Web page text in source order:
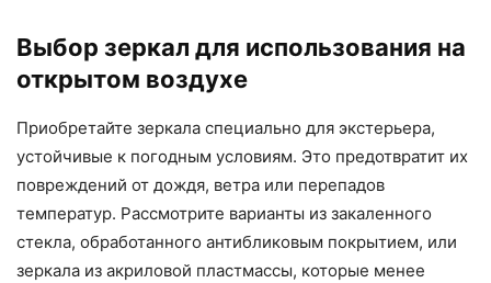
Выбор зеркал для использования на
открытом воздухе
Приобретайте зеркала специально для экстерьера,
устойчивые к погодным условиям. Это предотвратит их
повреждений от дождя, ветра или перепадов
температур. Рассмотрите варианты из закаленного
стекла, обработанного антибликовым покрытием, или
зеркала из акриловой пластмассы, которые менее